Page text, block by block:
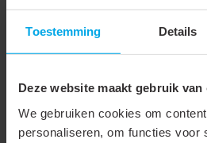
Toestemming Details
Deze website maakt gebruik van
We gebruiken cookies om
personaliseren, om functies voor
Type
Geïsoleerd
Dwarsdoorsnedevorm